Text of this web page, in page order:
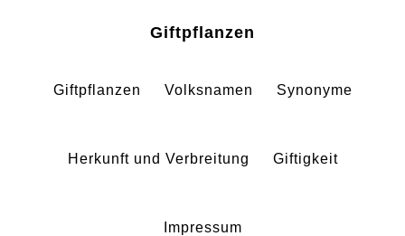
springen
springen
Giftpflanzen
Giftpflanzen Volksnamen Synonyme
Herkunft und Verbreitung Giftigkeit
Impressum